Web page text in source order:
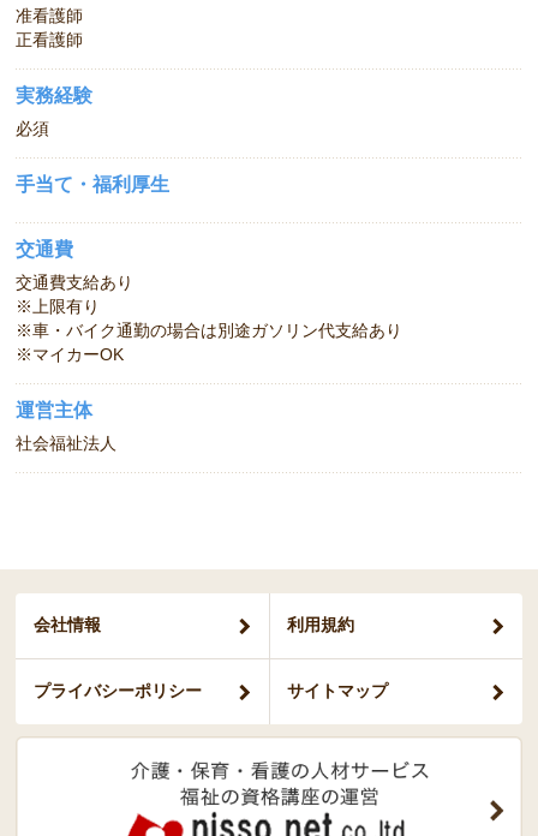
准看護師
正看護師
実務経験
必須
手当て・福利厚生
交通費
交通費支給あり
※上限有り
※車・バイク通勤の場合は別途ガソリン代支給あり
※マイカーOK
運営主体
社会福祉法人
会社情報 利用規約
プライバシーポリシー サイトマップ